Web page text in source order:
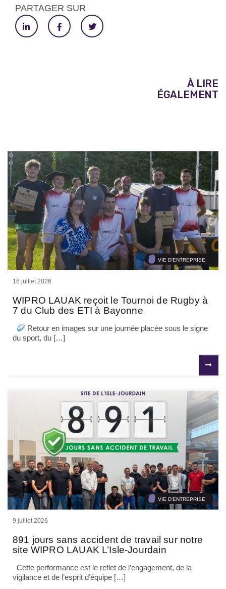
PARTAGER SUR
À LIRE
ÉGALEMENT
VIE D'ENTREPRISE
16 juillet 2026
WIPRO LAUAK reçoit le Tournoi de Rugby à
7 du Club des ETI à Bayonne
Retour en images sur une journée placée sous le signe
du sport, du […]
VIE D'ENTREPRISE
9 juillet 2026
891 jours sans accident de travail sur notre
site WIPRO LAUAK L’Isle-Jourdain
Cette performance est le reflet de l’engagement, de la
vigilance et de l’esprit d’équipe […]